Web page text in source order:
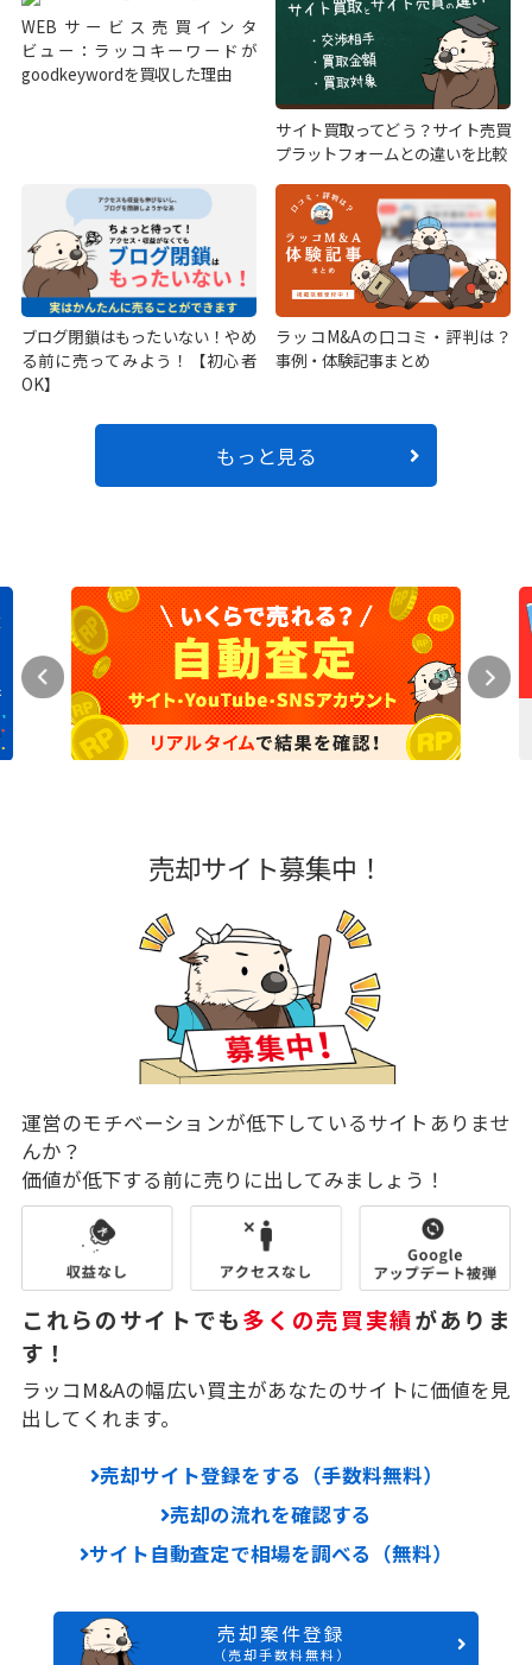
WEBサービス売買インタ
ビュー：ラッコキーワードが
goodkeywordを買収した理由
サイト買取ってどう？サイト売買
プラットフォームとの違いを比較
ブログ閉鎖はもったいない！やめ
る前に売ってみよう！【初心者
OK】
ラッコM&Aの口コミ・評判は？
事例・体験記事まとめ
もっと見る
売却サイト募集中！
運営のモチベーションが低下しているサイトありませ
んか？
価値が低下する前に売りに出してみましょう！
これらのサイトでも多くの売買実績がありま
す！
ラッコM&Aの幅広い買主があなたのサイトに価値を見
出してくれます。
売却サイト登録をする（手数料無料）
売却の流れを確認する
サイト自動査定で相場を調べる（無料）
売却案件登録
（売却手数料無料）